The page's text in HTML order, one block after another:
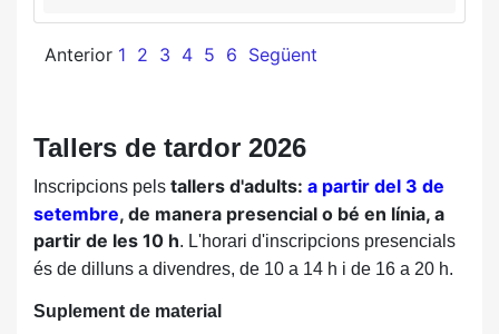
Anterior 1 2 3 4 5 6 Següent
Tallers de tardor 2026
Inscripcions pels tallers d'adults: a partir del 3 de
setembre, de manera presencial o bé en línia, a
partir de les 10 h. L'horari d'inscripcions presencials
és de dilluns a divendres, de 10 a 14 h i de 16 a 20 h.
Suplement de material